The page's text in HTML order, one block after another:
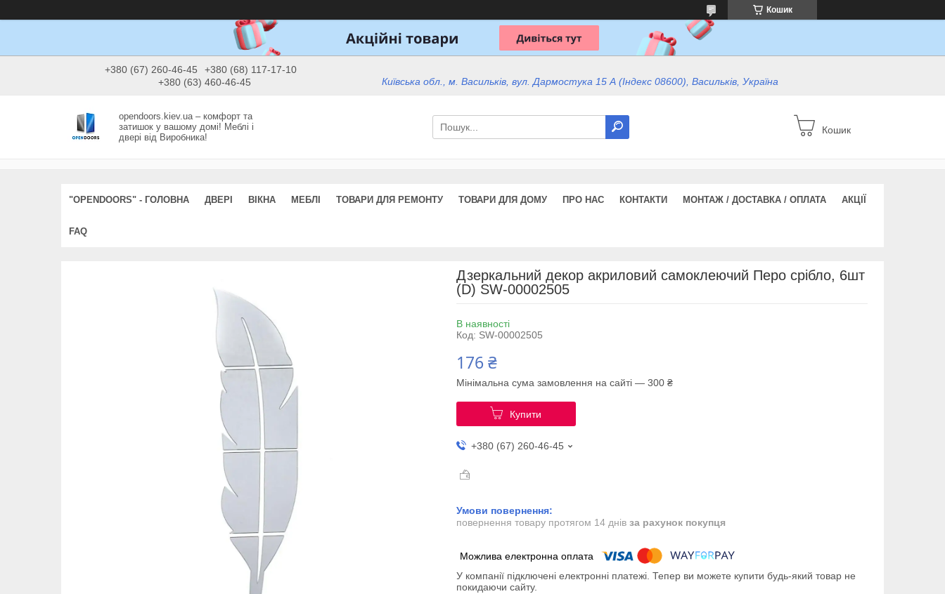
Кошик
+380 (67) 260-46-45
+380 (68) 117-17-10
+380 (63) 460-46-45
Київська обл., м. Васильків, вул. Дармостука 15 А (Індекс 08600), Васильків, Україна
opendoors.kiev.ua – комфорт та
затишок у вашому домі! Меблі і
двері від Виробника!
Кошик
"OPENDOORS" - ГОЛОВНА ДВЕРІ ВІКНА МЕБЛІ ТОВАРИ ДЛЯ РЕМОНТУ ТОВАРИ ДЛЯ ДОМУ ПРО НАС КОНТАКТИ МОНТАЖ / ДОСТАВКА / ОПЛАТА АКЦІЇ
FAQ
Дзеркальний декор акриловий самоклеючий Перо срібло, 6шт
(D) SW-00002505
В наявності
Код: SW-00002505
176 ₴
Мінімальна сума замовлення на сайті — 300 ₴
Купити
+380 (67) 260-46-45
повернення товару протягом 14 днів за рахунок покупця
У компанії підключені електронні платежі. Тепер ви можете купити будь-який товар не
покидаючи сайту.